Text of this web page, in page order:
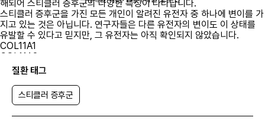
해되어 스티클러 증후군의 다양한 특징이 나타납니다.
스티클러 증후군을 가진 모든 개인이 알려진 유전자 중 하나에 변이를 가
지고 있는 것은 아닙니다. 연구자들은 다른 유전자의 변이도 이 상태를
유발할 수 있다고 믿지만, 그 유전자는 아직 확인되지 않았습니다.
COL11A1
COL11A2
COL2A1
COL9A1
COL9A2
COL9A3
스티클러 증후군의 발생 빈도
질환 태그
스티클러 증후군